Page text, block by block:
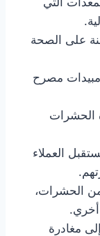
على الصحة
مبيدات مصرح
الحشرات
العملاء
الحشرات،
أخري.
مغادرة